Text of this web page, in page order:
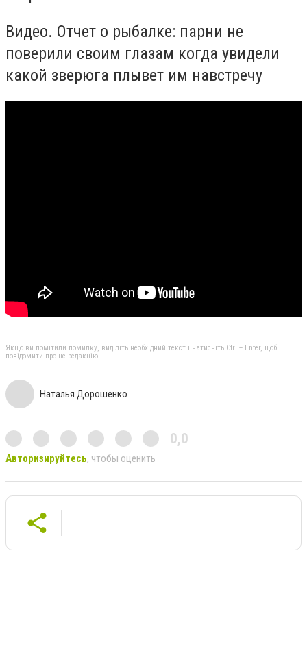
Видео. Отчет о рыбалке: парни не
поверили своим глазам когда увидели
какой зверюга плывет им навстречу
Якщо ви помітили помилку, виділіть необхідний текст і натисніть Ctrl + Enter, щоб
повідомити про це редакцію
Наталья Дорошенко
0,0
Авторизируйтесь, чтобы оценить